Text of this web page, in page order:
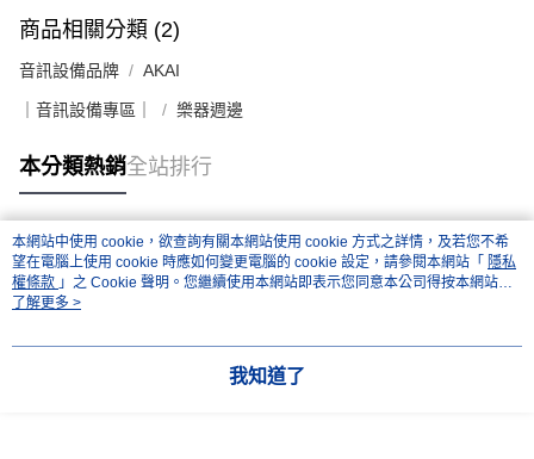
商品相關分類 (2)
音訊設備品牌 AKAI
｜音訊設備專區｜ 樂器週邊
本分類熱銷全站排行
熱門標籤
本網站中使用 cookie，欲查詢有關本網站使用 cookie 方式之詳情，及若您不希
望在電腦上使用 cookie 時應如何變更電腦的 cookie 設定，請參閱本網站「 隱私
權條款 」之 Cookie 聲明。您繼續使用本網站即表示您同意本公司得按本網站使
用條款之 Cookie 聲明使用 cookie。
了解更多 >
我知道了